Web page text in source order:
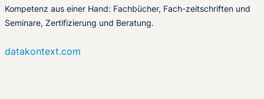
Kompetenz aus einer Hand: Fachbücher, Fach-zeitschriften und
Seminare, Zertifizierung und Beratung.
datakontext.com